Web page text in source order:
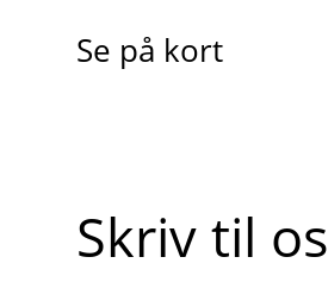
Se på kort
Skriv til os